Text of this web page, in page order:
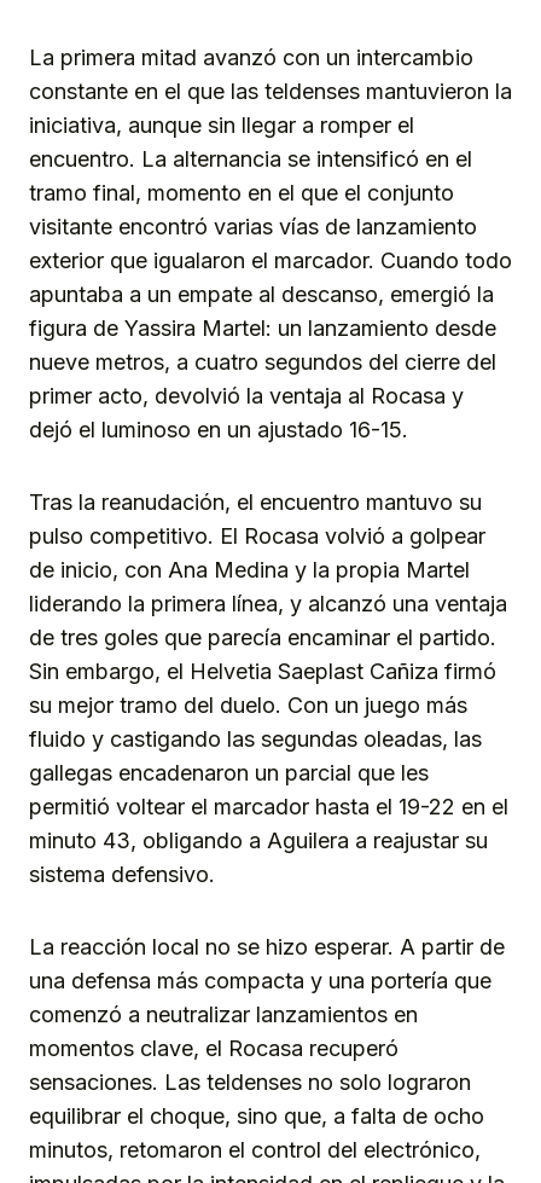
La primera mitad avanzó con un intercambio
constante en el que las teldenses mantuvieron la
iniciativa, aunque sin llegar a romper el
encuentro. La alternancia se intensificó en el
tramo final, momento en el que el conjunto
visitante encontró varias vías de lanzamiento
exterior que igualaron el marcador. Cuando todo
apuntaba a un empate al descanso, emergió la
figura de Yassira Martel: un lanzamiento desde
nueve metros, a cuatro segundos del cierre del
primer acto, devolvió la ventaja al Rocasa y
dejó el luminoso en un ajustado 16-15.
Tras la reanudación, el encuentro mantuvo su
pulso competitivo. El Rocasa volvió a golpear
de inicio, con Ana Medina y la propia Martel
liderando la primera línea, y alcanzó una ventaja
de tres goles que parecía encaminar el partido.
Sin embargo, el Helvetia Saeplast Cañiza firmó
su mejor tramo del duelo. Con un juego más
fluido y castigando las segundas oleadas, las
gallegas encadenaron un parcial que les
permitió voltear el marcador hasta el 19-22 en el
minuto 43, obligando a Aguilera a reajustar su
sistema defensivo.
La reacción local no se hizo esperar. A partir de
una defensa más compacta y una portería que
comenzó a neutralizar lanzamientos en
momentos clave, el Rocasa recuperó
sensaciones. Las teldenses no solo lograron
equilibrar el choque, sino que, a falta de ocho
minutos, retomaron el control del electrónico,